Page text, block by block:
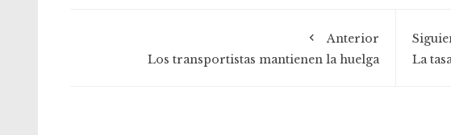
Anterior
Los transportistas mantienen la huelga
La